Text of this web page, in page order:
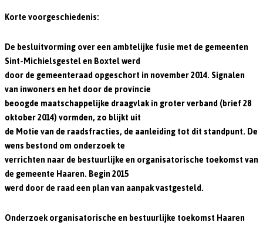
Korte voorgeschiedenis:
De besluitvorming over een ambtelijke fusie met de gemeenten
Sint-Michielsgestel en Boxtel werd
door de gemeenteraad opgeschort in november 2014. Signalen
van inwoners en het door de provincie
beoogde maatschappelijke draagvlak in groter verband (brief 28
oktober 2014) vormden, zo blijkt uit
de Motie van de raadsfracties, de aanleiding tot dit standpunt. De
wens bestond om onderzoek te
verrichten naar de bestuurlijke en organisatorische toekomst van
de gemeente Haaren. Begin 2015
werd door de raad een plan van aanpak vastgesteld.
Onderzoek organisatorische en bestuurlijke toekomst Haaren